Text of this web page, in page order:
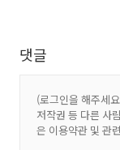
댓글